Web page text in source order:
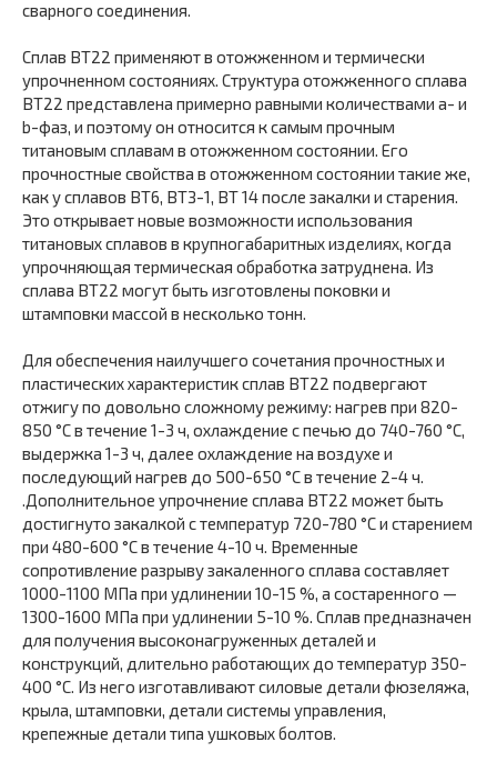
сварного соединения.
Сплав ВТ22 применяют в отожженном и термически
упрочненном состояниях. Структура отожженного сплава
ВТ22 представлена примерно равными количествами а- и
b-фаз, и поэтому он относится к самым прочным
титановым сплавам в отожженном состоянии. Его
прочностные свойства в отожженном состоянии такие же,
как у сплавов ВТ6, ВТЗ-1, ВТ 14 после закалки и старения.
Это открывает новые возможности использования
титановых сплавов в крупногабаритных изделиях, когда
упрочняющая термическая обработка затруднена. Из
сплава ВТ22 могут быть изготовлены поковки и
штамповки массой в несколько тонн.
Для обеспечения наилучшего сочетания прочностных и
пластических характеристик сплав ВТ22 подвергают
отжигу по довольно сложному режиму: нагрев при 820-
850 °С в течение 1-3 ч, охлаждение с печью до 740-760 °С,
выдержка 1-3 ч, далее охлаждение на воздухе и
последующий нагрев до 500-650 °С в течение 2-4 ч.
.Дополнительное упрочнение сплава ВТ22 может быть
достигнуто закалкой с температур 720-780 °С и старением
при 480-600 °С в течение 4-10 ч. Временные
сопротивление разрыву закаленного сплава составляет
1000-1100 МПа при удлинении 10-15 %, а состаренного —
1300-1600 МПа при удлинении 5-10 %. Сплав предназначен
для получения высоконагруженных деталей и
конструкций, длительно работающих до температур 350-
400 °С. Из него изготавливают силовые детали фюзеляжа,
крыла, штамповки, детали системы управления,
крепежные детали типа ушковых болтов.